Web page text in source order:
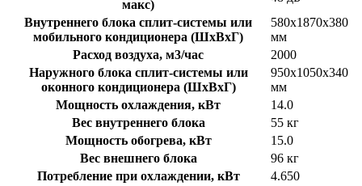
макс)
Внутреннего блока сплит-системы или
мобильного кондиционера (ШxВxГ)
580x1870x380
мм
Расход воздуха, м3/час
2000
Наружного блока сплит-системы или
оконного кондиционера (ШxВxГ)
950x1050x340
мм
Мощность охлаждения, кВт
14.0
Вес внутреннего блока
55 кг
Мощность обогрева, кВт
15.0
Вес внешнего блока
96 кг
Потребление при охлаждении, кВт
4.650